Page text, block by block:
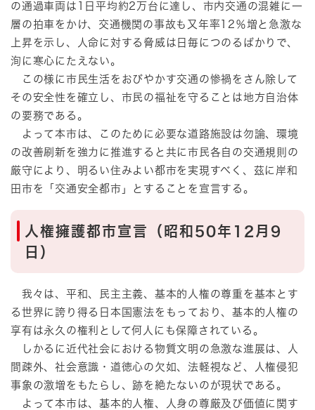
の通過車両は1日平均約2万台に達し、市内交通の混雑に一
層の拍車をかけ、交通機関の事故も又年率12％増と急激な
上昇を示し、人命に対する脅威は日毎につのるばかりで、
洵に寒心にたえない。
この様に市民生活をおびやかす交通の惨禍をさん除して
その安全性を確立し、市民の福祉を守ることは地方自治体
の要務である。
よって本市は、このために必要な道路施設は勿論、環境
の改善刷新を強力に推進すると共に市民各自の交通規則の
厳守により、明るい住みよい都市を実現すべく、茲に岸和
田市を「交通安全都市」とすることを宣言する。
人権擁護都市宣言（昭和50年12月9
日）
我々は、平和、民主主義、基本的人権の尊重を基本とす
る世界に誇り得る日本国憲法をもっており、基本的人権の
享有は永久の権利として何人にも保障されている。
しかるに近代社会における物質文明の急激な進展は、人
間疎外、社会意識・道徳心の欠如、法軽視など、人権侵犯
事象の激増をもたらし、跡を絶たないのが現状である。
よって本市は、基本的人権、人身の尊厳及び価値に関す